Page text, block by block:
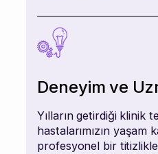
Deneyim ve
Yılların getirdiği klinik
hastalarımızın yaşam
profesyonel bir